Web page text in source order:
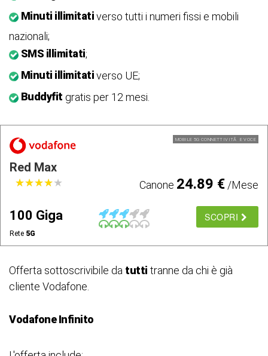
Minuti illimitativerso tutti i numeri fissi e mobili
nazionali;
SMS illimitati;
Minuti illimitativerso UE;
Buddyfit gratis per 12 mesi.
MOBILE 5G CONNETTIVITÃ E VOCE
Red Max
★★★★★
★★★★★ Canone 24.89 €/Mese
100 Giga
Rete 5G
SCOPRI
Offerta sottoscrivibile da tutti tranne da chi è già
cliente Vodafone.
Vodafone Infinito